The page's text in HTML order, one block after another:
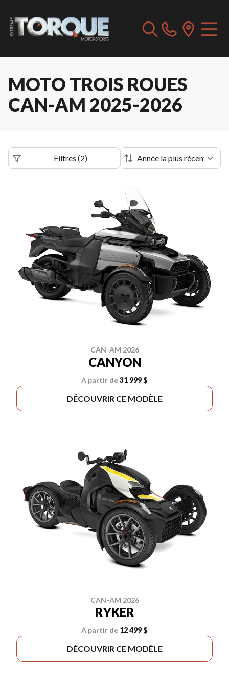
MOTO TROIS ROUES
CAN-AM 2025-2026
Filtres (2)
CAN-AM 2026
CANYON
À partir de31 999 $
DÉCOUVRIR CE MODÈLE
CAN-AM 2026
RYKER
À partir de 12 499 $
DÉCOUVRIR CE MODÈLE